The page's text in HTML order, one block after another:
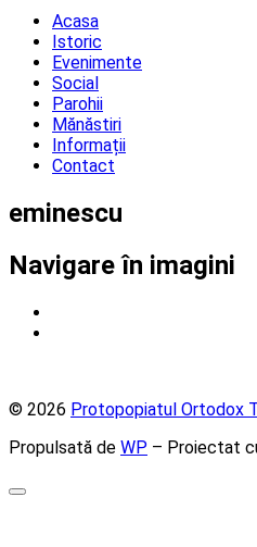
Acasa
Istoric
Evenimente
Social
Parohii
Mănăstiri
Informații
Contact
eminescu
Navigare în imagini
© 2026 Protopopiatul Ortodox
Propulsată de WP – Proiectat